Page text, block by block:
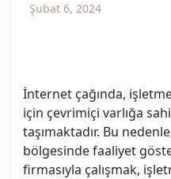
Şubat 6, 2024
İnternet çağında,
için çevrimiçi varlığa
taşımaktadır. Bu
bölgesinde faaliyet
firmasıyla çalışmak,